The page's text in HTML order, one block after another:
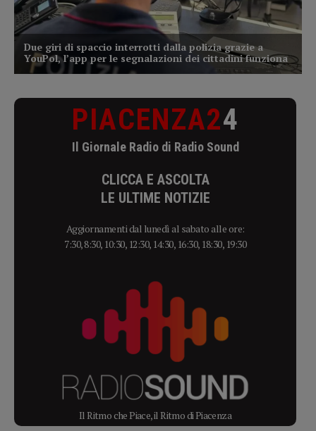
PIACENZA24
Il Giornale Radio di Radio Sound
CLICCA E ASCOLTA
LE ULTIME NOTIZIE
Aggiornamenti dal lunedì al sabato alle ore:
7:30, 8:30, 10:30, 12:30, 14:30, 16:30, 18:30, 19:30
Il Ritmo che Piace, il Ritmo di Piacenza